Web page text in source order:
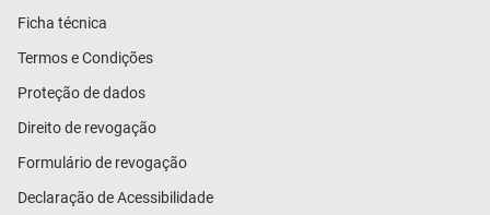
Ficha técnica
Termos e Condições
Proteção de dados
Direito de revogação
Formulário de revogação
Declaração de Acessibilidade